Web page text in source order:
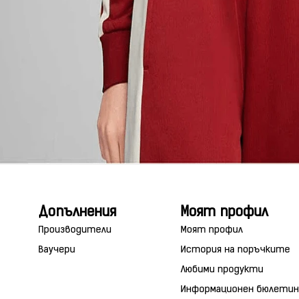
Допълнения
Производители
Ваучери
Моят профил
Моят профил
История на поръчките
Любими продукти
Информационен бюлетин